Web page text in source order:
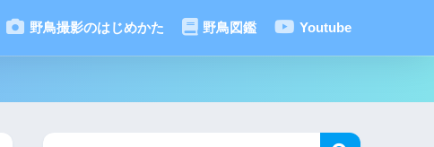
野鳥撮影のはじめかた 野鳥図鑑 Youtube